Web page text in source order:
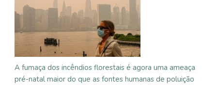
A fumaça dos incêndios florestais é agora uma ameaça
pré-natal maior do que as fontes humanas de poluição